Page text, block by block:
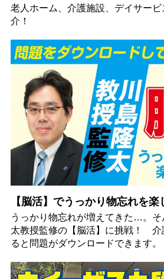
老人ホーム、介護施設、デイサー
介！
【脳活】でうっかり物忘れを楽
うっかり物忘れが増えてきた…。そ
太教授監修の【脳活】に挑戦！ 介
ると問題がダウンロードできます。